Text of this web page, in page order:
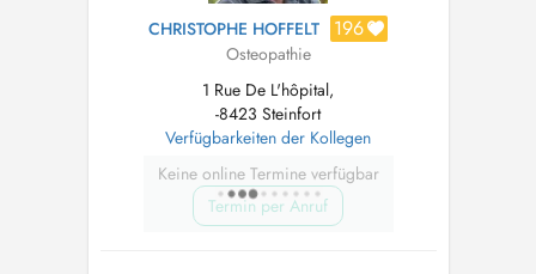
CHRISTOPHE HOFFELT 196
Osteopathie
1 Rue De L'hôpital,
-8423 Steinfort
Verfügbarkeiten der Kollegen
Keine online Termine verfügbar
Termin per Anruf